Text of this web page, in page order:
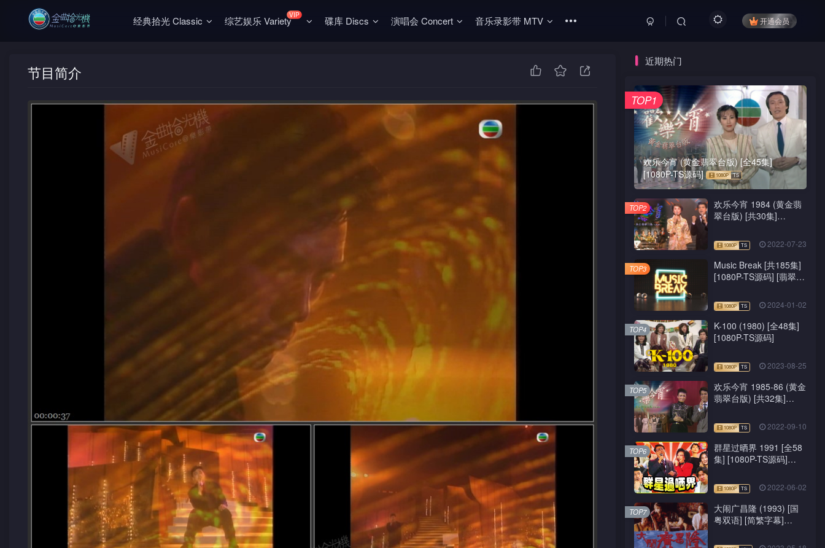
经典拾光 Classic 综艺娱乐 VarietyVIP 碟库 Discs 演唱会 Concert 音乐录影带 MTV 开通会员
节目简介
近期热门
欢乐今宵 (黄金翡翠台版) [全45集]
[1080P-TS源码]
TOP1
欢乐今宵 1984 (黄金翡
翠台版) [共30集]
2022-07-23
TOP2
Music Break [共185集]
[1080P-TS源码] [翡翠
2024-01-02
TOP3
K-100 (1980) [全48集]
[1080P-TS源码]
2023-08-25
TOP4
欢乐今宵 1985-86 (黄金
翡翠台版) [共32集]
2022-09-10
TOP5
群星过晒界 1991 [全58
集] [1080P-TS源码]
2022-06-02
TOP6
大闹广昌隆 (1993) [国
粤双语] [简繁字幕]
TOP7